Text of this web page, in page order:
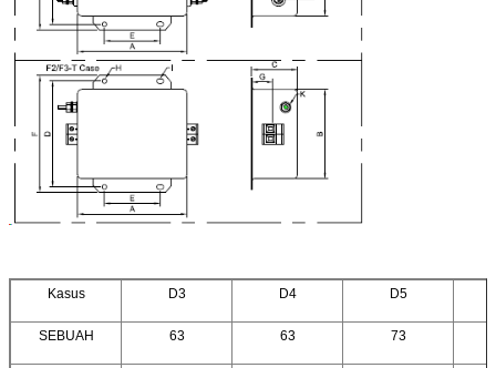
Kasus D3 D4 D5
SEBUAH 63 63 73